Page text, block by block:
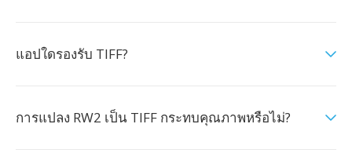
แอปใดรองรับ TIFF?
การแปลง RW2 เป็น TIFF กระทบคุณภาพหรือไม่?